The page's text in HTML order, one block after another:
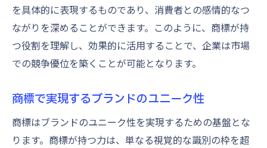
を具体的に表現するものであり、消費者との感情的なつ
ながりを深めることができます。このように、商標が持
つ役割を理解し、効果的に活用することで、企業は市場
での競争優位を築くことが可能となります。
商標で実現するブランドのユニーク性
商標はブランドのユニーク性を実現するための基盤とな
ります。商標が持つ力は、単なる視覚的な識別の枠を超